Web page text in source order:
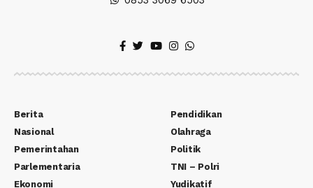
Berita
Nasional
Pemerintahan
Parlementaria
Ekonomi
Pendidikan
Olahraga
Politik
TNI – Polri
Yudikatif